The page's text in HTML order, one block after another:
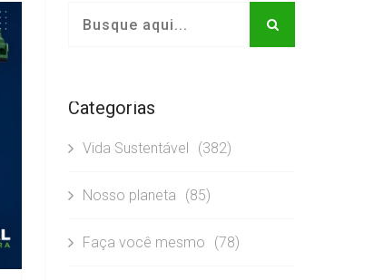
Categorias
Vida Sustentável (382)
Nosso planeta (85)
Faça você mesmo (78)